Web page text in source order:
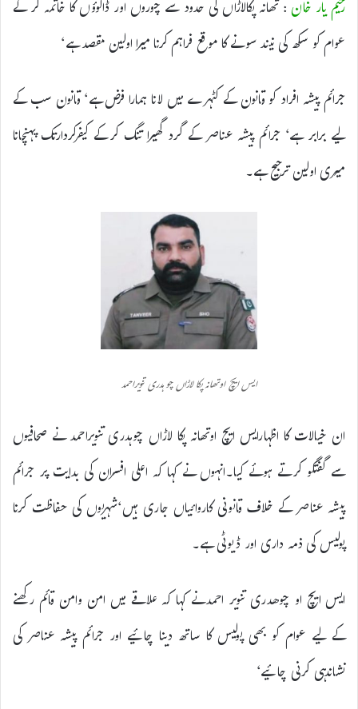
رحیم یار خان: تھانہ پکالاڑاں کی حدود سے چوروں اور ڈاکوؤں کا خاتمہ کر کے
عوام کو سکھ کی نیند سونے کا موقع فراہم کرنا میرا اولین مقصد ہے‘
جرائم پیشہ افراد کو قانون کے کٹہرے میں لانا ہمارا فرض ہے‘ قانون سب کے
لیے برابر ہے‘ جرائم پیشہ عناصر کے گرد گھیرا تنگ کرکے کیفرکردارتک پہنچانا
میری اولین ترجیح ہے۔
ایس ایچ اوتھانہ پکا لاڑاں چوہدری تنویراحمد
ان خیالات کا اظہارایس ایچ اوتھانہ پکا لاڑاں چوہدری تنویراحمد نے صحافیوں
سے گفتگو کرتے ہوئے کیا۔انہوں نے کہا کہ اعلی افسران کی بدایت پر جرائم
پیشہ عناصر کے خلاف قانونی کاروائیاں جاری ہیں‘شہریوں کی حفاظت کرنا
پولیس کی ذمہ داری اور ڈیوٹی ہے۔
ایس ایچ او چوھدری تنویر احمدنے کہا کہ علاقے میں امن وامن قائم رکھنے
کے لیے عوام کو بھی پولیس کا ساتھ دینا چائیے اور جرائم پیشہ عناصر کی
نشاندہی کرنی چائیے‘